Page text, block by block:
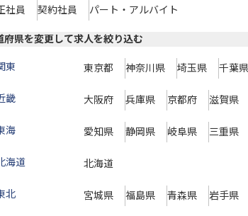
社員 契約社員 パート・アルバイト
府県を変更して求人を絞り込む
東 東京都 神奈川県 埼玉県 千葉県
畿 大阪府 兵庫県 京都府 滋賀県
海 愛知県 静岡県 岐阜県 三重県
海道 北海道
北 宮城県 福島県 青森県 岩手県